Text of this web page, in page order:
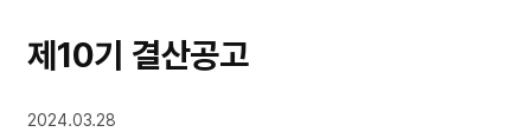
제10기 결산공고
2024.03.28